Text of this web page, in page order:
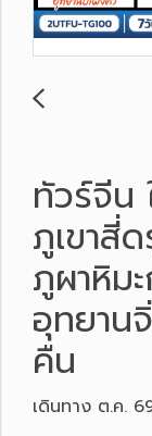
ทัวร์จีน
ภูเขาสี่
ภูผาหิม
อุทยาน
คืน
เดินทาง ต.ค.